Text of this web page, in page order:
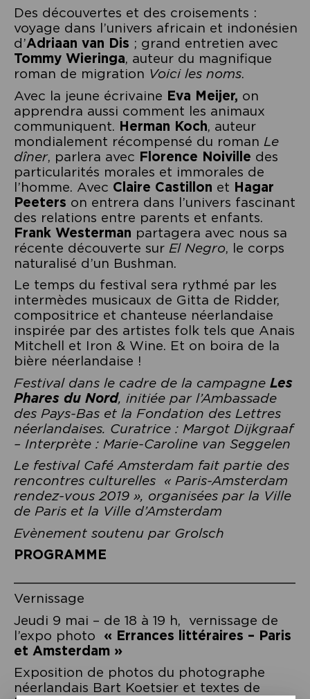
Des découvertes et des croisements :
voyage dans l’univers africain et indonésien
d’Adriaan van Dis ; grand entretien avec
Tommy Wieringa, auteur du magnifique
roman de migration Voici les noms.
Avec la jeune écrivaine Eva Meijer, on
apprendra aussi comment les animaux
communiquent. Herman Koch, auteur
mondialement récompensé du roman Le
dîner, parlera avec Florence Noiville des
particularités morales et immorales de
l’homme. Avec Claire Castillon et Hagar
Peeters on entrera dans l’univers fascinant
des relations entre parents et enfants.
Frank Westerman partagera avec nous sa
récente découverte sur El Negro, le corps
naturalisé d’un Bushman.
Le temps du festival sera rythmé par les
intermèdes musicaux de Gitta de Ridder,
compositrice et chanteuse néerlandaise
inspirée par des artistes folk tels que Anais
Mitchell et Iron & Wine. Et on boira de la
bière néerlandaise !
Festival dans le cadre de la campagne Les
Phares du Nord, initiée par l’Ambassade
des Pays-Bas et la Fondation des Lettres
néerlandaises. Curatrice : Margot Dijkgraaf
– Interprète : Marie-Caroline van Seggelen
Le festival Café Amsterdam fait partie des
rencontres culturelles « Paris-Amsterdam
rendez-vous 2019 », organisées par la Ville
de Paris et la Ville d’Amsterdam
Evènement soutenu par Grolsch
PROGRAMME
Vernissage
Jeudi 9 mai – de 18 à 19 h, vernissage de
l’expo photo « Errances littéraires – Paris
et Amsterdam »
Exposition de photos du photographe
néerlandais Bart Koetsier et textes de